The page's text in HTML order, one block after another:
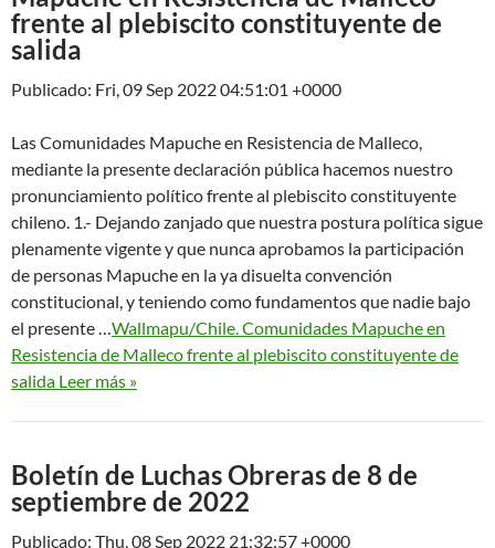
frente al plebiscito constituyente de
salida
Publicado: Fri, 09 Sep 2022 04:51:01 +0000
Las Comunidades Mapuche en Resistencia de Malleco,
mediante la presente declaración pública hacemos nuestro
pronunciamiento político frente al plebiscito constituyente
chileno. 1.- Dejando zanjado que nuestra postura política sigue
plenamente vigente y que nunca aprobamos la participación
de personas Mapuche en la ya disuelta convención
constitucional, y teniendo como fundamentos que nadie bajo
el presente …Wallmapu/Chile. Comunidades Mapuche en
Resistencia de Malleco frente al plebiscito constituyente de
salida Leer más »
Boletín de Luchas Obreras de 8 de
septiembre de 2022
Publicado: Thu, 08 Sep 2022 21:32:57 +0000